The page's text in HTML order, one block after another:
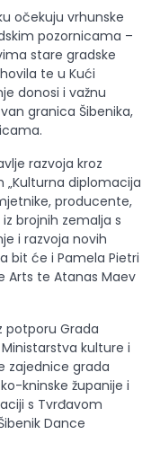
očekuju vrhunske
pozornicama –
stare gradske
te u Kući
donosi i važnu
granica Šibenika,
razvoja kroz
„Kulturna diplomacija
producente,
brojnih zemalja s
i razvoja novih
bit će i Pamela Pietri
Arts te Atanas Maev
potporu Grada
kulture i
zajednice grada
kninske županije i
s Tvrđavom
Dance